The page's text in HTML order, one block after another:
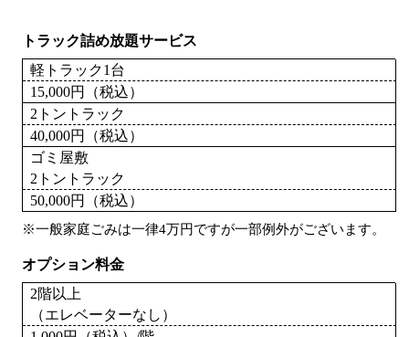
トラック詰め放題サービス
軽トラック1台
15,000円（税込）
2トントラック
40,000円（税込）
ゴミ屋敷
2トントラック
50,000円（税込）
※一般家庭ごみは一律4万円ですが一部例外がございます。
オプション料金
2階以上
（エレベーターなし）